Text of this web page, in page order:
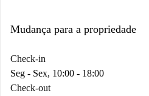
Mudança para a propriedade
Check-in
Seg - Sex, 10:00 - 18:00
Check-out